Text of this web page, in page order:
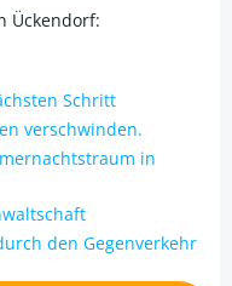
Ückendorf:
Schritt
verschwinden.
in
den Gegenverkehr